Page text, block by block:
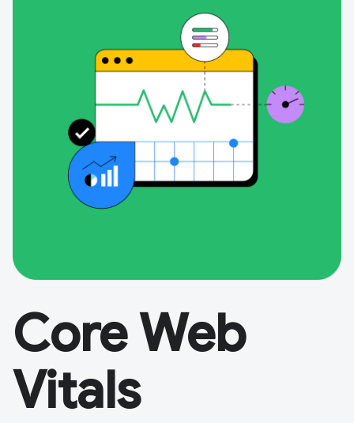
Core Web
Vitals